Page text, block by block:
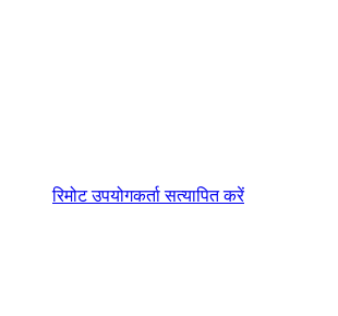
रिमोट उपयोगकर्ता सत्यापित करें